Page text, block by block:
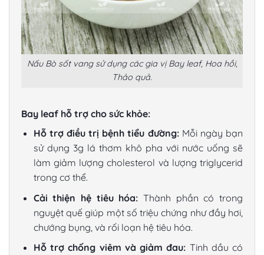
Nấu Bò sốt vang sử dụng các gia vị Bay leaf, Hoa hồi,
Thảo quả.
Bay leaf hỗ trợ cho sức khỏe:
Hỗ trợ điều trị bệnh tiểu đường:Mỗi ngày bạn
sử dụng 3g lá thơm khô pha với nước uống sẽ
làm giảm lượng cholesterol và lượng triglycerid
trong cơ thể.
Cải thiện hệ tiêu hóa: Thành phần có trong
nguyệt quế giúp một số triệu chứng như đầy hơi,
chướng bụng, và rối loạn hệ tiêu hóa.
Hỗ trợ chống viêm và giảm đau: Tinh dầu có